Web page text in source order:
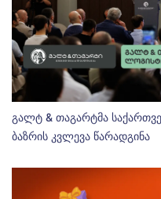
გალტ & თაგარტმა
ბაზრის კვლევა წარადგინა